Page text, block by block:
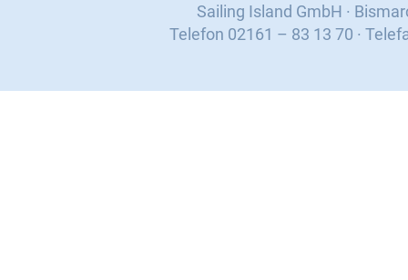
Sailing Island GmbH ·
Telefon 02161 – 83 13 70 ·